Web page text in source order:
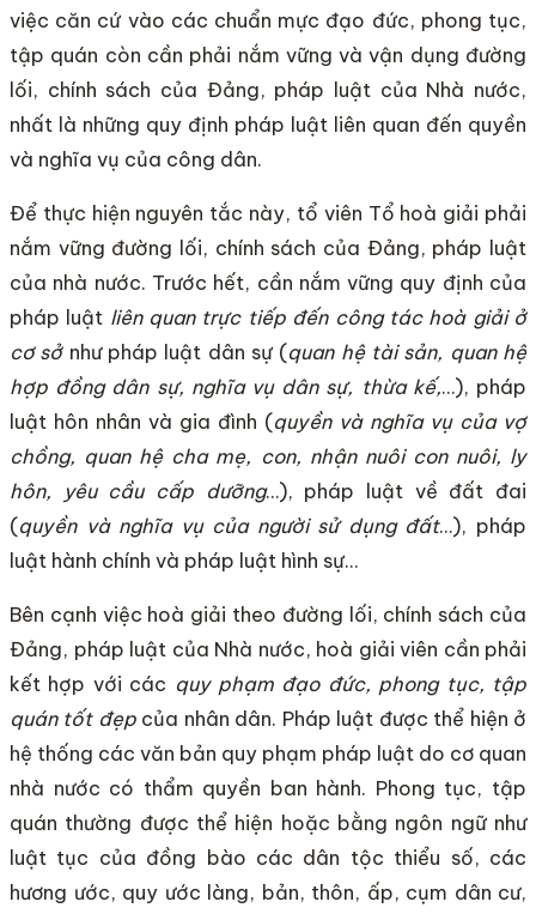
việc căn cứ vào các chuẩn mực đạo đức, phong tục,
tập quán còn cần phải nắm vững và vận dụng đường
lối, chính sách của Đảng, pháp luật của Nhà nước,
nhất là những quy định pháp luật liên quan đến quyền
và nghĩa vụ của công dân.
Để thực hiện nguyên tắc này, tổ viên Tổ hoà giải phải
nắm vững đường lối, chính sách của Đảng, pháp luật
của nhà nước. Trước hết, cần nắm vững quy định của
pháp luật liên quan trực tiếp đến công tác hoà giải ở
cơ sởnhư pháp luật dân sự (quan hệ tài sản, quan hệ
hợp đồng dân sự, nghĩa vụ dân sự, thừa kế,…), pháp
luật hôn nhân và gia đình (quyền và nghĩa vụ của vợ
chồng, quan hệ cha mẹ, con, nhận nuôi con nuôi, ly
hôn, yêu cầu cấp dưỡng…), pháp luật về đất đai
(quyền và nghĩa vụ của người sử dụng đất…), pháp
luật hành chính và pháp luật hình sự…
Bên cạnh việc hoà giải theo đường lối, chính sách của
Đảng, pháp luật của Nhà nước, hoà giải viên cần phải
kết hợp với các quy phạm đạo đức, phong tục, tập
quán tốt đẹpcủa nhân dân. Pháp luật được thể hiện ở
hệ thống các văn bản quy phạm pháp luật do cơ quan
nhà nước có thẩm quyền ban hành. Phong tục, tập
quán thường được thể hiện hoặc bằng ngôn ngữ như
luật tục của đồng bào các dân tộc thiểu số, các
hương ước, quy ước làng, bản, thôn, ấp, cụm dân cư,